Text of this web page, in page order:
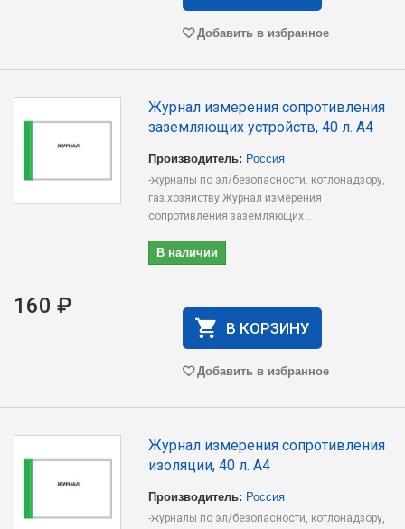
Добавить в избранное
Журнал измерения сопротивления
заземляющих устройств, 40 л. А4
Производитель: Россия
-журналы по эл/безопасности, котлонадзору,
газ.хозяйству Журнал измерения
сопротивления заземляющих ..
В наличии
160 ₽
В КОРЗИНУ
Добавить в избранное
Журнал измерения сопротивления
изоляции, 40 л. А4
Производитель: Россия
-журналы по эл/безопасности, котлонадзору,